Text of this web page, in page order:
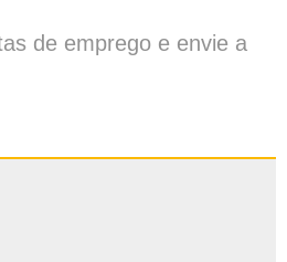
de emprego e envie a